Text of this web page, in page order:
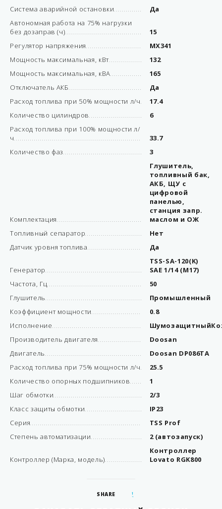
Система аварийной остановки
Да
Автономная работа на 75% нагрузки
без дозаправ (ч)
15
Регулятор напряжения
MX341
Мощность максимальная, кВт
132
Мощность максимальная, кВА
165
Отключатель АКБ
Да
Расход топлива при 50% мощности л/ч
17.4
Количество цилиндров
6
Расход топлива при 100% мощности л/
ч
33.7
Количество фаз
3
Комплектация
Глушитель,
топливный бак,
АКБ, ЩУ с
цифровой
панелью,
станция запр.
маслом и ОЖ
Топливный сепаратор
Нет
Датчик уровня топлива
Да
Генератор
TSS-SA-120(K)
SAE 1/14 (М17)
Частота, Гц
50
Глушитель
Промышленный
Коэффициент мощности
0.8
Исполнение
Производитель двигателя
Doosan
Двигатель
Doosan DP086TA
Расход топлива при 75% мощности л/ч
25.5
Количество опорных подшипников
1
Шаг обмотки
2/3
Класс защиты обмотки
IP23
Серия
TSS Prof
Степень автоматизации
2 (автозапуск)
Контроллер (Марка, модель)
Контроллер
Lovato RGK800
SHARE